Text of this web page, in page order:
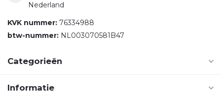
Nederland
KVK nummer: 76334988
btw-nummer: NL003070581B47
Categorieën
Informatie